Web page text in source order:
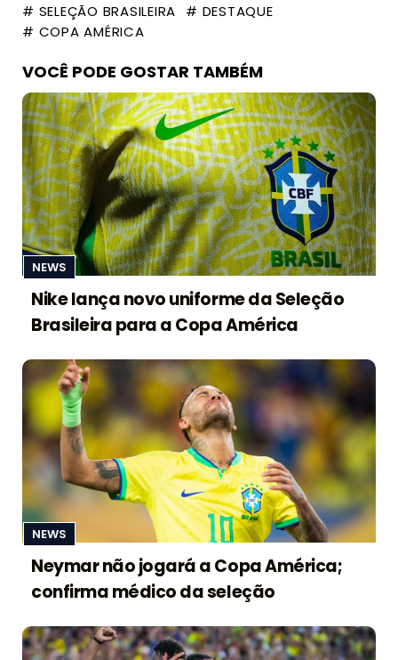
# SELEÇÃO BRASILEIRA
# DESTAQUE
# COPA AMÉRICA
VOCÊ PODE GOSTAR TAMBÉM
NEWS
Nike lança novo uniforme da Seleção
Brasileira para a Copa América
NEWS
Neymar não jogará a Copa América;
confirma médico da seleção